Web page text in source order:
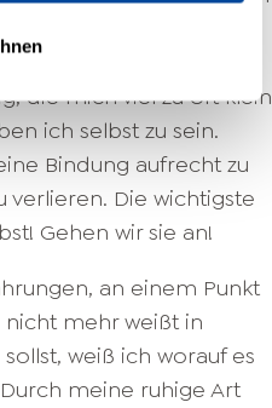
alten Glaubenssätze
recht machen zu
die mich viel zu oft klein
ich selbst zu sein.
Bindung aufrecht zu
verlieren. Die wichtigste
Gehen wir sie an!
an einem Punkt
mehr weißt in
weiß ich worauf es
meine ruhige Art